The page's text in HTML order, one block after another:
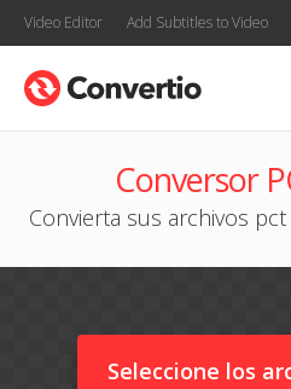
Video Editor Add Subtitles to Video
Conversor
Convierta sus archivos
Seleccione los